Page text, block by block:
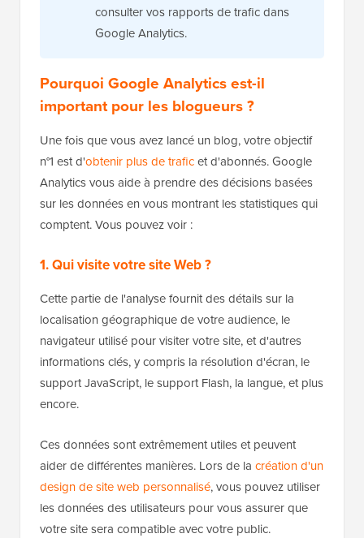
consulter vos rapports de trafic dans
Google Analytics.
Pourquoi Google Analytics est-il
important pour les blogueurs ?
Une fois que vous avez lancé un blog, votre objectif
n°1 est d'obtenir plus de traficet d'abonnés. Google
Analytics vous aide à prendre des décisions basées
sur les données en vous montrant les statistiques qui
comptent. Vous pouvez voir :
1. Qui visite votre site Web ?
Cette partie de l'analyse fournit des détails sur la
localisation géographique de votre audience, le
navigateur utilisé pour visiter votre site, et d'autres
informations clés, y compris la résolution d'écran, le
support JavaScript, le support Flash, la langue, et plus
encore.
Ces données sont extrêmement utiles et peuvent
aider de différentes manières. Lors de la création d'un
design de site web personnalisé, vous pouvez utiliser
les données des utilisateurs pour vous assurer que
votre site sera compatible avec votre public.